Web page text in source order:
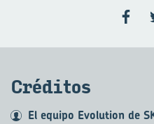
Cré­di­tos
El equipo Evolution de